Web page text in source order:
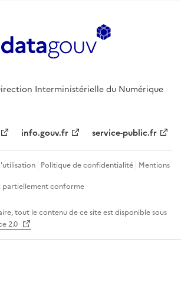
Interministérielle du Numérique
info.gouv.fr service-public.fr
Politique de confidentialité Mentions
partiellement conforme
tout le contenu de ce site est disponible sous
2.0